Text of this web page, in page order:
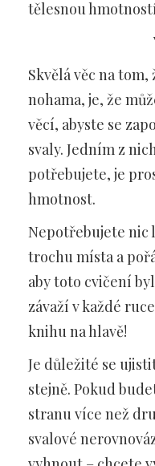
tělesnou
Skvělá věc na
nohama, je, že
věcí, abyste se
svaly. Jedním z
potřebujete, je
hmotnost.
Nepotřebujete nic
trochu místa a
aby toto cvičení
závaží v každé
knihu na hlavě!
Je důležité se
stejně. Pokud
stranu více než
svalové